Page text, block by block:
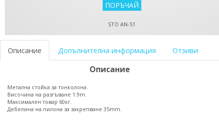
STO AN-S1
Описание Допълнителна информация Отзиви
Описание
Метална стойка за тонколона.
Височина на разгъване 1.9m.
Максимален товар 60кг.
Дебелина на пилона за закрепване 35mm.